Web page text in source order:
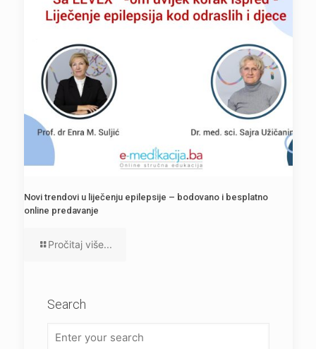
Novi trendovi u liječenju epilepsije – bodovano i besplatno
online predavanje
Pročitaj više...
Search